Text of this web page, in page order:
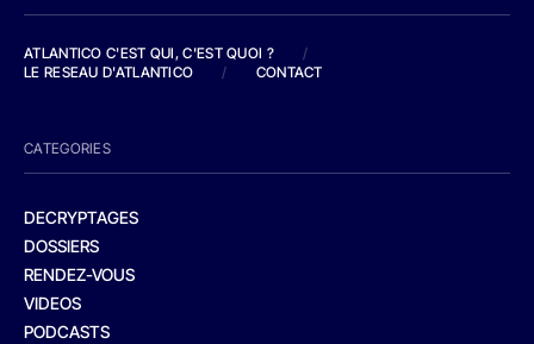
ATLANTICO C'EST QUI, C'EST QUOI ?
/
LE RESEAU D'ATLANTICO
/ CONTACT
CATEGORIES
DECRYPTAGES
DOSSIERS
RENDEZ-VOUS
VIDEOS
PODCASTS